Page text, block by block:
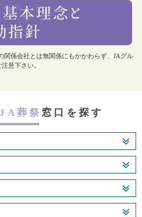
関係会社とは無関係にもかかわらず、JAグル
意下さい。
葬祭 窓口を探す